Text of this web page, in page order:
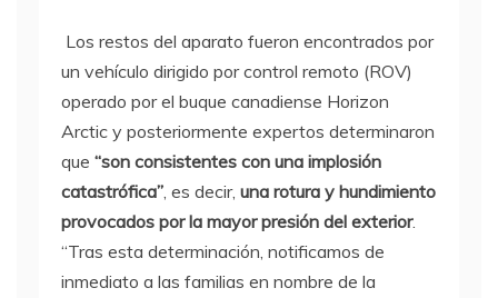
Los restos del aparato fueron encontrados por
un vehículo dirigido por control remoto (ROV)
operado por el buque canadiense Horizon
Arctic y posteriormente expertos determinaron
que “son consistentes con una implosión
catastrófica”, es decir, una rotura y hundimiento
provocados por la mayor presión del exterior.
“Tras esta determinación, notificamos de
inmediato a las familias en nombre de la